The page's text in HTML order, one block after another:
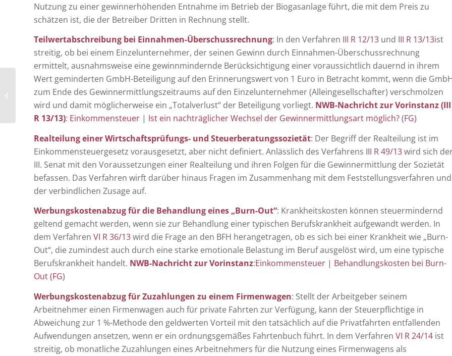
Nutzung zu einer gewinnerhöhenden Entnahme im Betrieb der Biogasanlage führt, die mit dem Preis zu
schätzen ist, die der Betreiber Dritten in Rechnung stellt.
Teilwertabschreibung bei Einnahmen-Überschussrechnung: In den Verfahren III R 12/13 und III R 13/13ist
streitig, ob bei einem Einzelunternehmer, der seinen Gewinn durch Einnahmen-Überschussrechnung
ermittelt, ausnahmsweise eine gewinnmindernde Berücksichtigung einer voraussichtlich dauernd in ihrem
Wert geminderten GmbH-Beteiligung auf den Erinnerungswert von 1 Euro in Betracht kommt, wenn die
zum Ende des Gewinnermittlungszeitraums auf den Einzelunternehmer (Alleingesellschafter) verschmolzen
wird und damit möglicherweise ein „Totalverlust“ der Beteiligung vorliegt. NWB-Nachricht zur Vorinstanz (III
R 13/13): Einkommensteuer | Ist ein nachträglicher Wechsel der Gewinnermittlungsart möglich? (FG)
Realteilung einer Wirtschaftsprüfungs- und Steuerberatungssozietät: Der Begriff der Realteilung ist im
Einkommensteuergesetz vorausgesetzt, aber nicht definiert. Anlässlich des Verfahrens III R 49/13wird sich
III. Senat mit den Voraussetzungen einer Realteilung und ihren Folgen für die Gewinnermittlung der Sozietät
befassen. Das Verfahren wirft darüber hinaus Fragen im Zusammenhang mit dem Feststellungsverfahren und
der verbindlichen Zusage auf.
Werbungskostenabzug für die Behandlung eines „Burn-Out“: Krankheitskosten können steuermindernd
geltend gemacht werden, wenn sie zur Behandlung einer typischen Berufskrankheit aufgewandt werden. In
dem Verfahren VI R 36/13wird die Frage an den BFH herangetragen, ob es sich bei einer Krankheit wie „Burn-
Out“, die zumindest auch durch eine starke emotionale Belastung im Beruf ausgelöst wird, um eine typische
Berufskrankheit handelt. NWB-Nachricht zur Vorinstanz:Einkommensteuer | Behandlungskosten bei Burn-
Out (FG)
Werbungskostenabzug für Zuzahlungen zu einem Firmenwagen: Stellt der Arbeitgeber seinem
Arbeitnehmer einen Firmenwagen auch für private Fahrten zur Verfügung, kann der Steuerpflichtige in
Abweichung zur 1 %-Methode den geldwerten Vorteil mit den tatsächlich auf die Privatfahrten entfallenden
Aufwendungen ansetzen, wenn er ein ordnungsgemäßes Fahrtenbuch führt. In dem Verfahren VI R 24/14 ist
streitig, ob monatliche Zuzahlungen eines Arbeitnehmers für die Nutzung eines Firmenwagens als
Besteuerung der
Mütterrente